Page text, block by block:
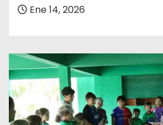
Ene 14, 2026